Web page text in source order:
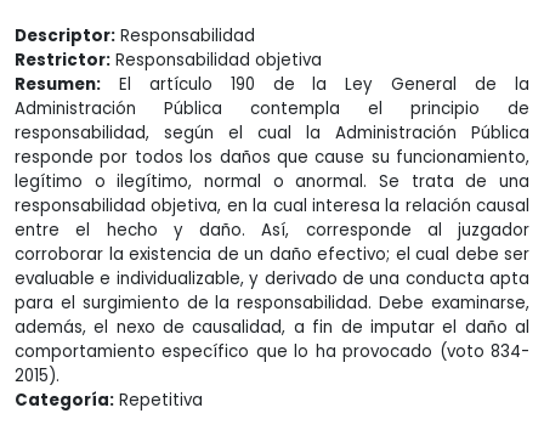
Descriptor: Responsabilidad
Restrictor: Responsabilidad objetiva
Resumen: El artículo 190 de la Ley General de la
Administración Pública contempla el principio de
responsabilidad, según el cual la Administración Pública
responde por todos los daños que cause su funcionamiento,
legítimo o ilegítimo, normal o anormal. Se trata de una
responsabilidad objetiva, en la cual interesa la relación causal
entre el hecho y daño. Así, corresponde al juzgador
corroborar la existencia de un daño efectivo; el cual debe ser
evaluable e individualizable, y derivado de una conducta apta
para el surgimiento de la responsabilidad. Debe examinarse,
además, el nexo de causalidad, a fin de imputar el daño al
comportamiento específico que lo ha provocado (voto 834-
2015).
Categoría: Repetitiva